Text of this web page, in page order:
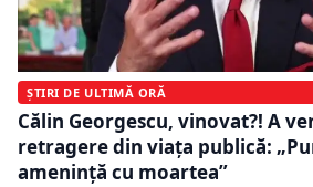
ȘTIRI DE ULTIMĂ ORĂ
Călin Georgescu, vinovat?! A
retragere din viața publică:
amenință cu moartea”